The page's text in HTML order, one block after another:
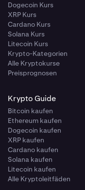
Dogecoin Kurs
XRP Kurs
Cardano Kurs
Solana Kurs
Litecoin Kurs
Krypto-Kategorien
Alle Kryptokurse
Preisprognosen
Krypto Guide
Bitcoin kaufen
Ethereum kaufen
Dogecoin kaufen
XRP kaufen
Cardano kaufen
Solana kaufen
Litecoin kaufen
Alle Kryptoleitfäden